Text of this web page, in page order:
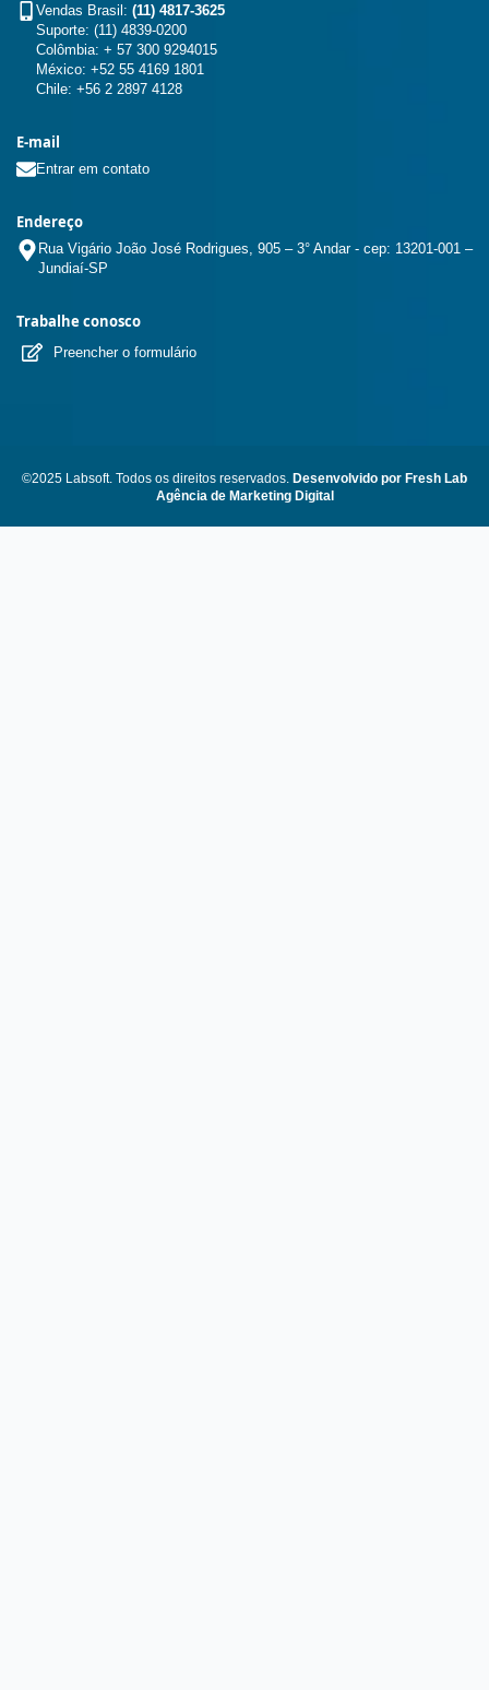
Vendas Brasil: (11) 4817-3625
Suporte: (11) 4839-0200
Colômbia: + 57 300 9294015
México: +52 55 4169 1801
Chile: +56 2 2897 4128
E-mail
Entrar em contato
Endereço
Rua Vigário João José Rodrigues, 905 – 3° Andar - cep: 13201-001 –
Jundiaí-SP
Trabalhe conosco
Preencher o formulário
©2025 Labsoft. Todos os direitos reservados. Desenvolvido por Fresh Lab
Agência de Marketing Digital